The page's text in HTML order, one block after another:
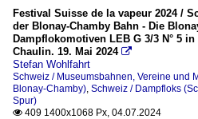
Festival Suisse de la vapeur 2024 /
der Blonay-Chamby Bahn - Die
Dampflokomotiven LEB G 3/3 N° 5
Chaulin. 19. Mai 2024 
Stefan Wohlfahrt
Schweiz / Museumsbahnen, Vereine und
Blonay-Chamby) Schweiz / Dampfloks
Spur)
 409 1400x1068 Px, 04.07.2024